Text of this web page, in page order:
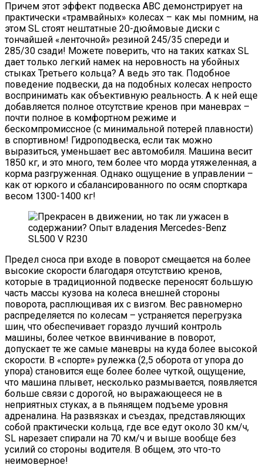
Причем этот эффект подвеска ABC демонстрирует на
практически «трамвайных» колесах – как мы помним, на
этом SL стоят нештатные 20-дюймовые диски с
тончайшей «ленточной» резиной 245/35 спереди и
285/30 сзади! Можете поверить, что на таких катках SL
дает только легкий намек на неровность на убойных
стыках Третьего кольца? А ведь это так. Подобное
поведение подвески, да на подобных колесах непросто
воспринимать как объективную реальность. А к ней еще
добавляется полное отсутствие кренов при маневрах –
почти полное в комфортном режиме и
бескомпромиссное (с минимальной потерей плавности)
в спортивном! Гидроподвеска, если так можно
выразиться, уменьшает вес автомобиля. Машина весит
1850 кг, и это много, тем более что морда утяжеленная, а
корма разгруженная. Однако ощущение в управлении –
как от юркого и сбалансированного по осям спорткара
весом 1300-1400 кг!
Предел сноса при входе в поворот смещается на более
высокие скорости благодаря отсутствию кренов,
которые в традиционной подвеске переносят большую
часть массы кузова на колеса внешней стороны
поворота, расплющивая их с визгом. Вес равномерно
распределяется по колесам – устраняется перегрузка
шин, что обеспечивает гораздо лучший контроль
машины, более четкое ввинчивание в поворот,
допускает те же самые маневры на куда более высокой
скорости. В «спорте» рулежка (2,5 оборота от упора до
упора) становится еще более более чуткой, ощущение,
что машина плывет, несколько размывается, появляется
больше связи с дорогой, но выражающееся не в
неприятных стуках, а в пьянящем подъеме уровня
адреналина. На развязках и съездах, представляющих
собой практически кольца, где все едут около 30 км/ч,
SL нарезает спирали на 70 км/ч и выше вообще без
усилий со стороны водителя. В общем, это что-то
неимоверное!